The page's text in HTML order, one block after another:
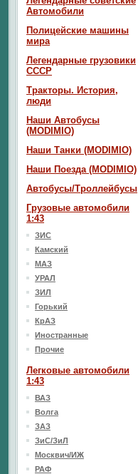
Автомобили
Полицейские машины
мира
Легендарные грузовики
СССР
Тракторы. История,
люди
Наши Автобусы
(MODIMIO)
Наши Танки (MODIMIO)
Наши Поезда (MODIMIO)
Автобусы/Троллейбусы
Грузовые автомобили
1:43
ЗИС
Камский
МАЗ
УРАЛ
ЗИЛ
Горький
КрАЗ
Иностранные
Прочие
Легковые автомобили
1:43
ВАЗ
Волга
ЗАЗ
ЗиС/ЗиЛ
Москвич/ИЖ
РАФ